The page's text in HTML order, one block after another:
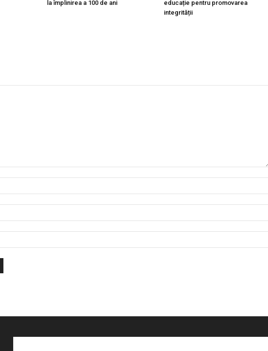
la împlinirea a 100 de ani
educație pentru promovarea
integrității